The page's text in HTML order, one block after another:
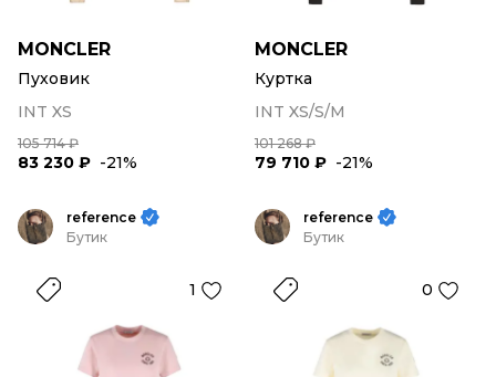
MONCLER
Пуховик
INT XS
105 714 ₽
83 230 ₽ -21%
MONCLER
Куртка
INT XS/S/M
101 268 ₽
79 710 ₽ -21%
reference
Бутик
1
reference
Бутик
0